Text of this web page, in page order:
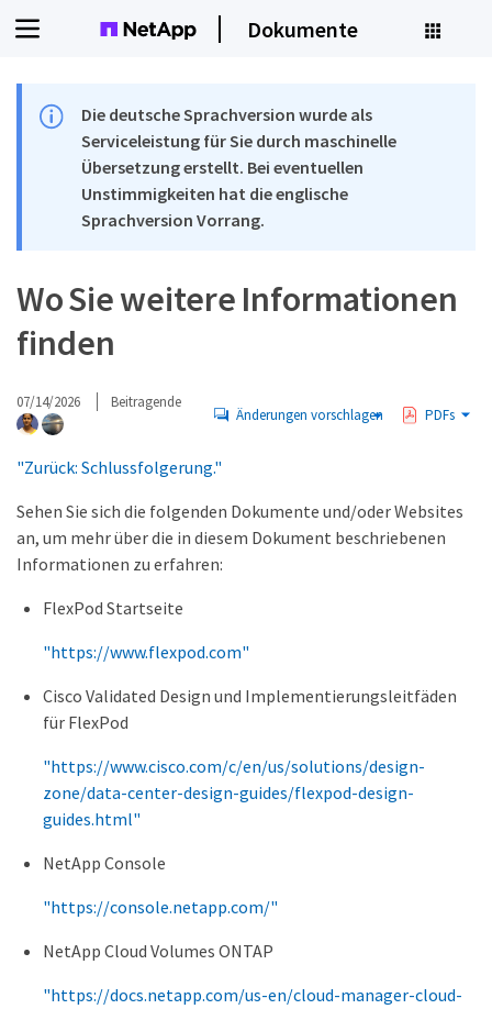
Dokumente
Die deutsche Sprachversion wurde als
Serviceleistung für Sie durch maschinelle
Übersetzung erstellt. Bei eventuellen
Unstimmigkeiten hat die englische
Sprachversion Vorrang.
Wo Sie weitere Informationen
finden
07/14/2026 Beitragende
Änderungen vorschlagen PDFs
"Zurück: Schlussfolgerung."
Sehen Sie sich die folgenden Dokumente und/oder Websites
an, um mehr über die in diesem Dokument beschriebenen
Informationen zu erfahren:
FlexPod Startseite
"https://www.flexpod.com"
Cisco Validated Design und Implementierungsleitfäden
für FlexPod
"https://www.cisco.com/c/en/us/solutions/design-
zone/data-center-design-guides/flexpod-design-
guides.html"
NetApp Console
"https://console.netapp.com/"
NetApp Cloud Volumes ONTAP
"https://docs.netapp.com/us-en/cloud-manager-cloud-